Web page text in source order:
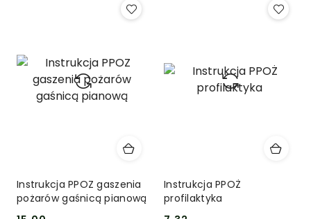
Instrukcja PPOZ gaszenia
pożarów gaśnicą pianową
Instrukcja PPOŻ
profilaktyka